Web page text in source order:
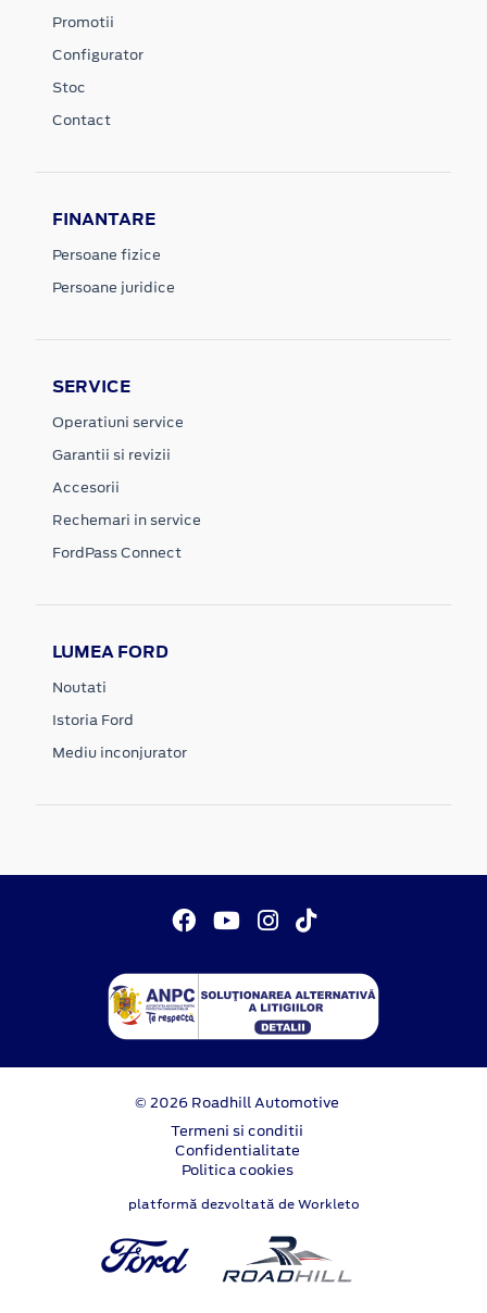
Promotii
Configurator
Stoc
Contact
FINANTARE
Persoane fizice
Persoane juridice
SERVICE
Operatiuni service
Garantii si revizii
Accesorii
Rechemari in service
FordPass Connect
LUMEA FORD
Noutati
Istoria Ford
Mediu inconjurator
© 2026 Roadhill Automotive
Termeni si conditii
Confidentialitate
Politica cookies
platformă dezvoltată de Workleto